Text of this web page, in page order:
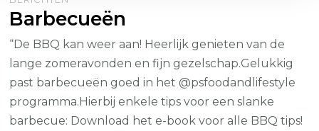
Barbecueën
“De BBQ kan weer aan! Heerlijk genieten van de
lange zomeravonden en fijn gezelschap.Gelukkig
past barbecueën goed in het @psfoodandlifestyle
programma.Hierbij enkele tips voor een slanke
barbecue: Download het e-book voor alle BBQ tips!